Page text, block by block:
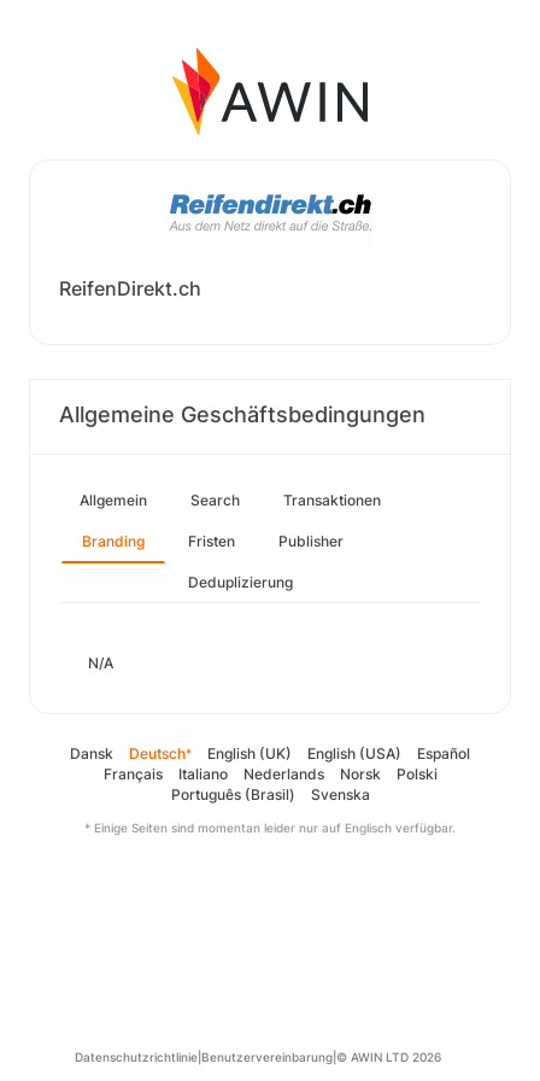
ReifenDirekt.ch
Allgemeine Geschäftsbedingungen
Allgemein Search Transaktionen
Branding Fristen Publisher
Deduplizierung
N/A
Dansk Deutsch* English (UK) English (USA)
Español
Français
Italiano Nederlands Norsk
Polski
Português (Brasil)
Svenska
* Einige Seiten sind momentan leider nur auf Englisch verfügbar.
Datenschutzrichtlinie Benutzervereinbarung © AWIN LTD 2026